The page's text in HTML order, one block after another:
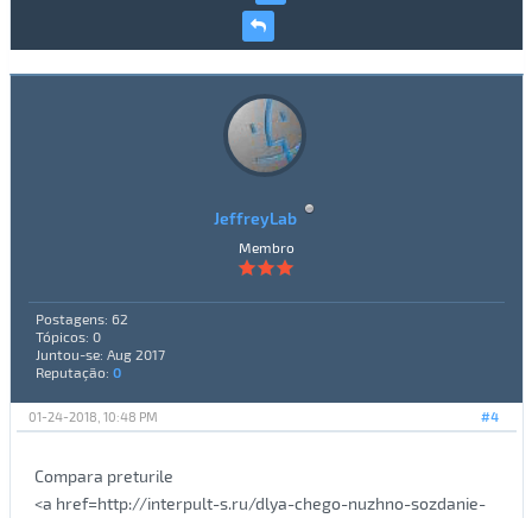
JeffreyLab
Membro
Postagens: 62
Tópicos: 0
Juntou-se: Aug 2017
Reputação: 0
#4
01-24-2018, 10:48 PM
Compara preturile
<a href=http://interpult-s.ru/dlya-chego-nuzhno-sozdanie-